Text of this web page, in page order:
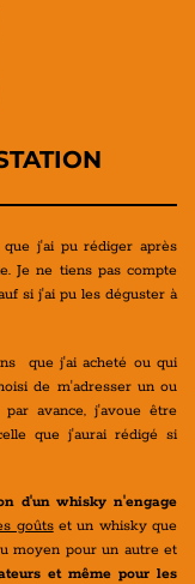
j'ai pu rédiger après
Je ne tiens pas compte
si j'ai pu les déguster à
que j'ai acheté ou qui
de m'adresser un ou
avance, j'avoue être
que j'aurai rédigé si
d'un whisky n'engage
goûtset un whisky que
moyen pour un autre et
et même pour les